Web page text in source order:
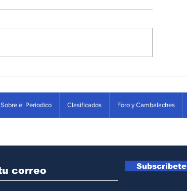
recibieron capacitación
Sobre el Periodico Clasificados Foro y Cambalaches
Subscribete